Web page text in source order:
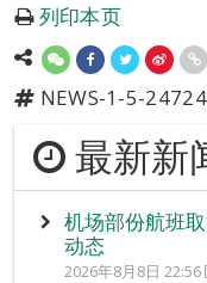
列印本页
NEWS-1-5-
最新新
机场部份航班
动态
2026年8月8日 22:56